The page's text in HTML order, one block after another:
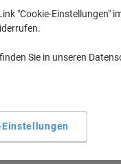
"Cookie-Einstellungen"
Sie in unseren